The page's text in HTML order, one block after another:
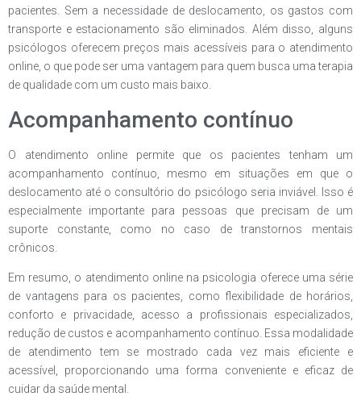
pacientes. Sem a necessidade de deslocamento, os gastos com
transporte e estacionamento são eliminados. Além disso, alguns
psicólogos oferecem preços mais acessíveis para o atendimento
online, o que pode ser uma vantagem para quem busca uma terapia
de qualidade com um custo mais baixo.
Acompanhamento contínuo
O atendimento online permite que os pacientes tenham um
acompanhamento contínuo, mesmo em situações em que o
deslocamento até o consultório do psicólogo seria inviável. Isso é
especialmente importante para pessoas que precisam de um
suporte constante, como no caso de transtornos mentais
crônicos.
Em resumo, o atendimento online na psicologia oferece uma série
de vantagens para os pacientes, como flexibilidade de horários,
conforto e privacidade, acesso a profissionais especializados,
redução de custos e acompanhamento contínuo. Essa modalidade
de atendimento tem se mostrado cada vez mais eficiente e
acessível, proporcionando uma forma conveniente e eficaz de
cuidar da saúde mental.